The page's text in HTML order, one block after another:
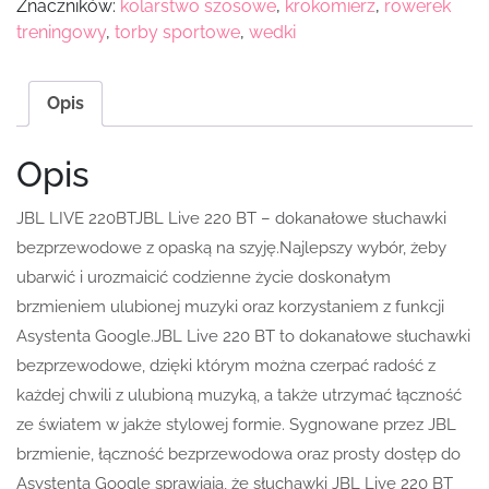
Znaczników: kolarstwo szosowe, krokomierz, rowerek
treningowy, torby sportowe, wedki
Opis
Opis
JBL LIVE 220BTJBL Live 220 BT – dokanałowe słuchawki
bezprzewodowe z opaską na szyję.Najlepszy wybór, żeby
ubarwić i urozmaicić codzienne życie doskonałym
brzmieniem ulubionej muzyki oraz korzystaniem z funkcji
Asystenta Google.JBL Live 220 BT to dokanałowe słuchawki
bezprzewodowe, dzięki którym można czerpać radość z
każdej chwili z ulubioną muzyką, a także utrzymać łączność
ze światem w jakże stylowej formie. Sygnowane przez JBL
brzmienie, łączność bezprzewodowa oraz prosty dostęp do
Asystenta Google sprawiają, że słuchawki JBL Live 220 BT